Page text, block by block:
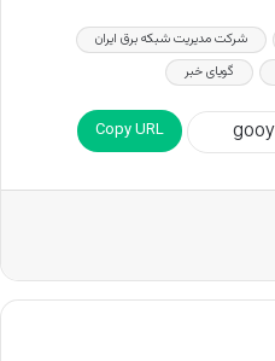
شرکت مدیریت شبکه برق ایران
گویای خبر
Copy URL